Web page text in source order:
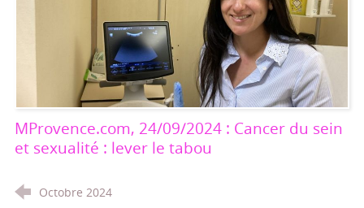
MProvence.com, 24/09/2024 : Cancer du sein
et sexualité : lever le tabou
Octobre 2024